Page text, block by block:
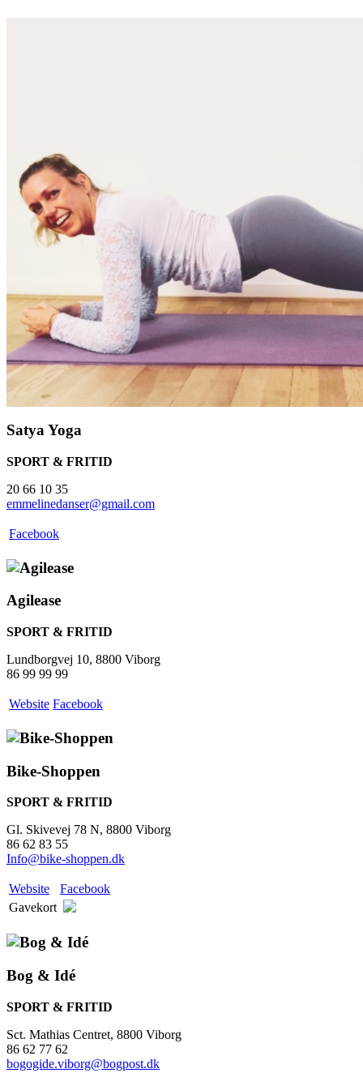
Satya Yoga
SPORT & FRITID
20 66 10 35
emmelinedanser@gmail.com
Facebook
Agilease
SPORT & FRITID
Lundborgvej 10, 8800 Viborg
86 99 99 99
Website Facebook
Bike-Shoppen
SPORT & FRITID
Gl. Skivevej 78 N, 8800 Viborg
86 62 83 55
Info@bike-shoppen.dk
Website
Facebook
Gavekort
Bog & Idé
SPORT & FRITID
Sct. Mathias Centret, 8800 Viborg
86 62 77 62
bogogide.viborg@bogpost.dk